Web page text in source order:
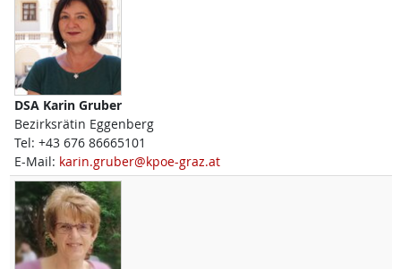
DSA Karin Gruber
Bezirksrätin Eggenberg
Tel: +43 676 86665101
E-Mail: karin.gruber@kpoe-graz.at